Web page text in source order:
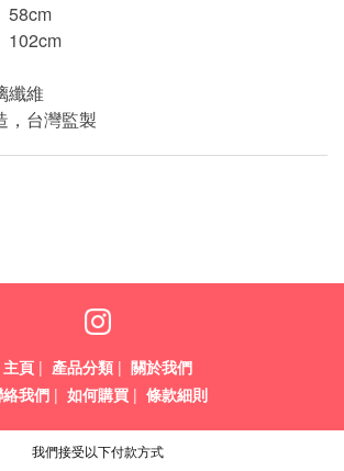
58cm
102cm
纖維
，台灣監製
主頁 | 產品分類 | 關於我們
我們 | 如何購買 | 條款細則
我們接受以下付款方式